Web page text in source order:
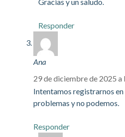
Responder
Ana
29 de diciembre de 2025 a
Intentamos registrarnos en
problemas y no podemos.
Responder